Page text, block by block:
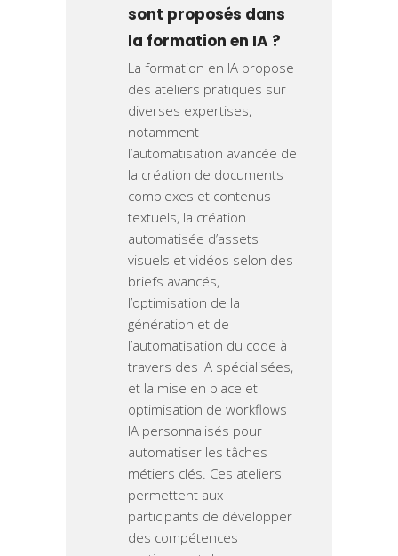
sont proposés dans
la formation en IA ?
La formation en IA propose
des ateliers pratiques sur
diverses expertises,
notamment
l’automatisation avancée de
la création de documents
complexes et contenus
textuels, la création
automatisée d’assets
visuels et vidéos selon des
briefs avancés,
l’optimisation de la
génération et de
l’automatisation du code à
travers des IA spécialisées,
et la mise en place et
optimisation de workflows
IA personnalisés pour
automatiser les tâches
métiers clés. Ces ateliers
permettent aux
participants de développer
des compétences